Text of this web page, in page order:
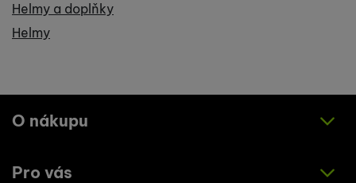
Helmy a doplňky
Helmy
O nákupu
Jak nakupovat
Pro vás